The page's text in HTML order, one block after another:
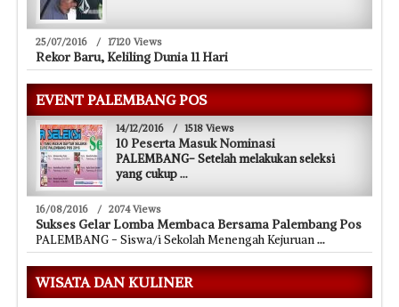
25/07/2016 / 17120 Views
Rekor Baru, Keliling Dunia 11 Hari
EVENT PALEMBANG POS
14/12/2016 / 1518 Views
10 Peserta Masuk Nominasi
PALEMBANG- Setelah melakukan seleksi
yang cukup...
16/08/2016 / 2074 Views
Sukses Gelar Lomba Membaca Bersama Palembang Pos
PALEMBANG - Siswa/i Sekolah Menengah Kejuruan...
WISATA DAN KULINER